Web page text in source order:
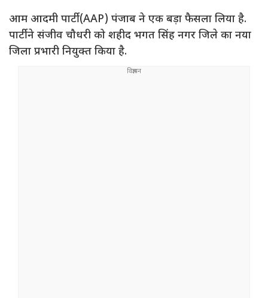
आम आदमी पार्टी (AAP) पंजाब ने एक बड़ा फैसला लिया है.
पार्टी ने संजीव चौधरी को शहीद भगत सिंह नगर जिले का नया
जिला प्रभारी नियुक्त किया है.